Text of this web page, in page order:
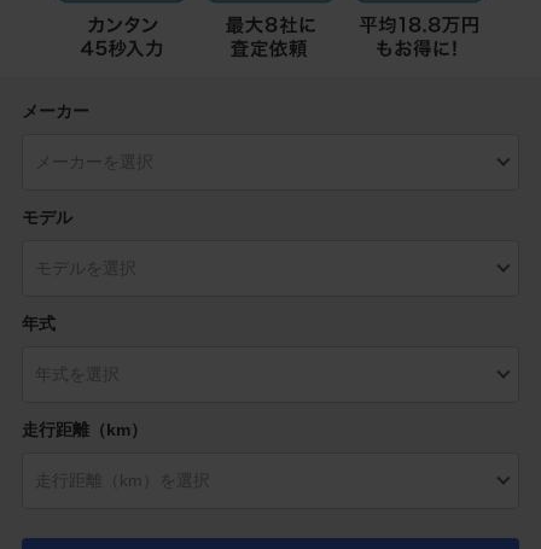
メーカー
モデル
年式
走行距離（km）